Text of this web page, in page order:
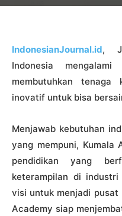
IndonesianJournal.id,
Indonesia
membutuhkan
inovatif untuk bisa
Menjawab kebutuhan
yang mempuni, Kumala
pendidikan yang
keterampilan di
visi untuk menjadi pusat
Academy siap